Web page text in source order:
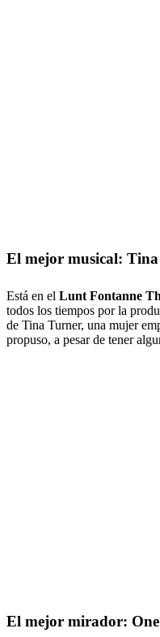
El mejor musical: Tina
Está en el Lunt Fontanne
todos los tiempos por la
de Tina Turner, una mujer
propuso, a pesar de tener
El mejor mirador: